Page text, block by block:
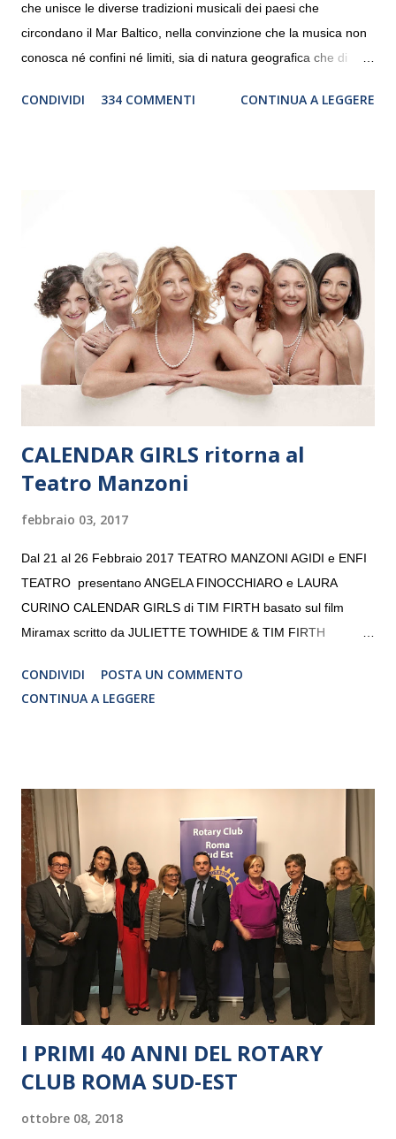
che unisce le diverse tradizioni musicali dei paesi che
circondano il Mar Baltico, nella convinzione che la musica non
conosca né confini né limiti, sia di natura geografica che di
debutterà il 10 settembre a Heiden, in Germania, e toccherà, in
“Settembre dell’Accademia” dove si esibirà per il secondo anno
consecutivo. Il pubblico milanese avrà il piacere di applaudire i
giovani artisti della Baltic Sea Youth Philharmonic per la quarta
volta. L’orchestra, fondata nel 2008 da Kristjan Järvi (affiancato
da un prestigioso consiglio di consulent...
CONDIVIDI 334 COMMENTI CONTINUA A LEGGERE
CALENDAR GIRLS ritorna al
Teatro Manzoni
febbraio 03, 2017
Dal 21 al 26 Febbraio 2017 TEATRO MANZONI AGIDI e ENFI
TEATRO presentano ANGELA FINOCCHIARO e LAURA
CURINO CALENDAR GIRLS di TIM FIRTH basato sul film
Miramax scritto da JULIETTE TOWHIDE & TIM FIRTH
CRISTINA PEZZOLI
CONDIVIDI
POSTA UN COMMENTO
CONTINUA A LEGGERE
I PRIMI 40 ANNI DEL ROTARY
CLUB ROMA SUD-EST
ottobre 08, 2018